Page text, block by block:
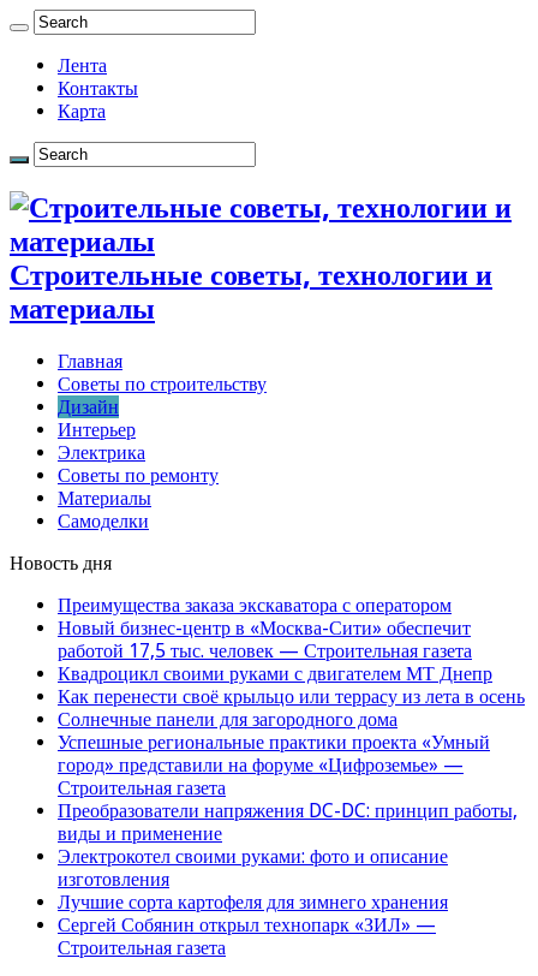
Лента
Контакты
Карта
Строительные советы, технологии и
материалы
Главная
Советы по строительству
Дизайн
Интерьер
Электрика
Советы по ремонту
Материалы
Самоделки
Новость дня
Преимущества заказа экскаватора с оператором
Новый бизнес-центр в «Москва-Сити» обеспечит
работой 17,5 тыс. человек — Строительная газета
Квадроцикл своими руками с двигателем МТ Днепр
Как перенести своё крыльцо или террасу из лета в осень
Солнечные панели для загородного дома
Успешные региональные практики проекта «Умный
город» представили на форуме «Цифроземье» —
Строительная газета
Преобразователи напряжения DC-DC: принцип работы,
виды и применение
Электрокотел своими руками: фото и описание
изготовления
Лучшие сорта картофеля для зимнего хранения
Сергей Собянин открыл технопарк «ЗИЛ» —
Строительная газета